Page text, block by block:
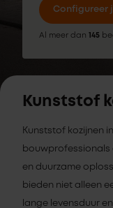
Configureer
Al meer dan 145
Kunststof
Kunststof kozijnen
bouwprofessionals
en duurzame
bieden niet alleen
lange levensduur